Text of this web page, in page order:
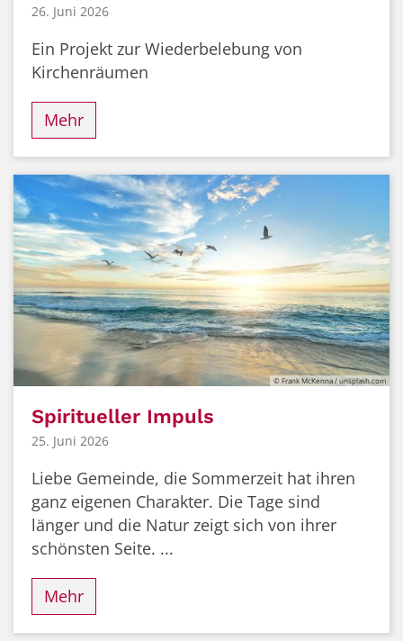
26. Juni 2026
Ein Projekt zur Wiederbelebung von
Kirchenräumen
Mehr
© Frank McKenna / unsplash.com
Spiritueller Impuls
25. Juni 2026
Liebe Gemeinde, die Sommerzeit hat ihren
ganz eigenen Charakter. Die Tage sind
länger und die Natur zeigt sich von ihrer
schönsten Seite. ...
Mehr